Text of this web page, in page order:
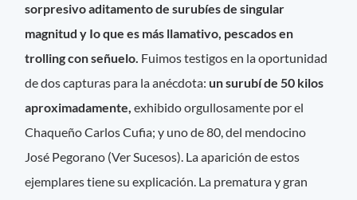
sorpresivo aditamento de surubíes de singular
magnitud y Io que es más llamativo, pescados en
trolling con señuelo. Fuimos testigos en la oportunidad
de dos capturas para la anécdota: un surubí de 50 kilos
aproximadamente,exhibido orgullosamente por el
Chaqueño Carlos Cufia; y uno de 80, del mendocino
José Pegorano (Ver Sucesos). La aparición de estos
ejemplares tiene su explicación. La prematura y gran